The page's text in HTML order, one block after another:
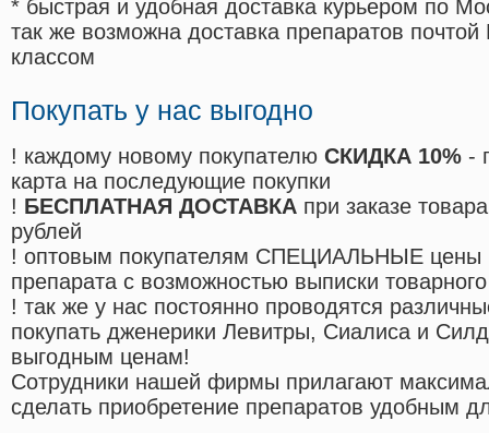
* быстрая и удобная доставка курьером по
так же возможна доставка препаратов
классом
Покупать у нас выгодно
! каждому новому покупателю СКИДКА 10% -
карта на последующие покупки
! БЕСПЛАТНАЯ ДОСТАВКА при заказе
рублей
! оптовым покупателям СПЕЦИАЛЬНЫЕ цены
препарата с возможностью выписки
! так же у нас постоянно проводятся
покупать дженерики Левитры, Сиалиса и
выгодным ценам!
Cотрудники нашей фирмы прилагают
сделать приобретение препаратов удобным